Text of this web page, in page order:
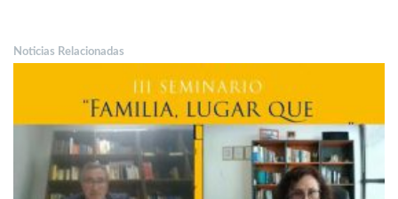
Noticias Relacionadas